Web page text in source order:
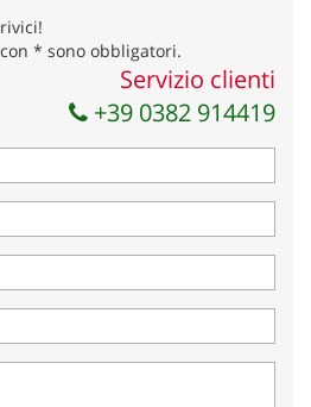
tua richiesta
* sono obbligatori.
Servizio clienti
+39 0382 914419